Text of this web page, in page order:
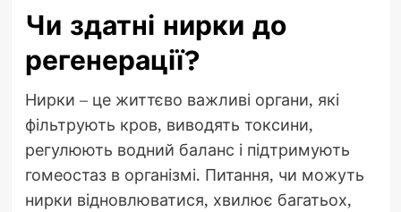
Чи здатні нирки до
регенерації?
Нирки – це життєво важливі органи, які
фільтрують кров, виводять токсини,
регулюють водний баланс і підтримують
гомеостаз в організмі. Питання, чи можуть
нирки відновлюватися, хвилює багатьох,